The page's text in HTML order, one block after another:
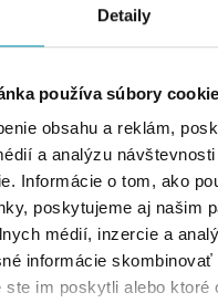
Detaily
používa súbory
obsahu a reklám,
a analýzu
Informácie o tom, ako
poskytujeme aj našim
médií, inzercie a
informácie
ste im poskytli alebo ktoré
of public transport